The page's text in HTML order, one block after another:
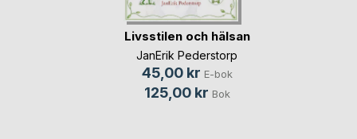
Livsstilen och hälsan
JanErik Pederstorp
45,00 kr E-bok
125,00 kr Bok